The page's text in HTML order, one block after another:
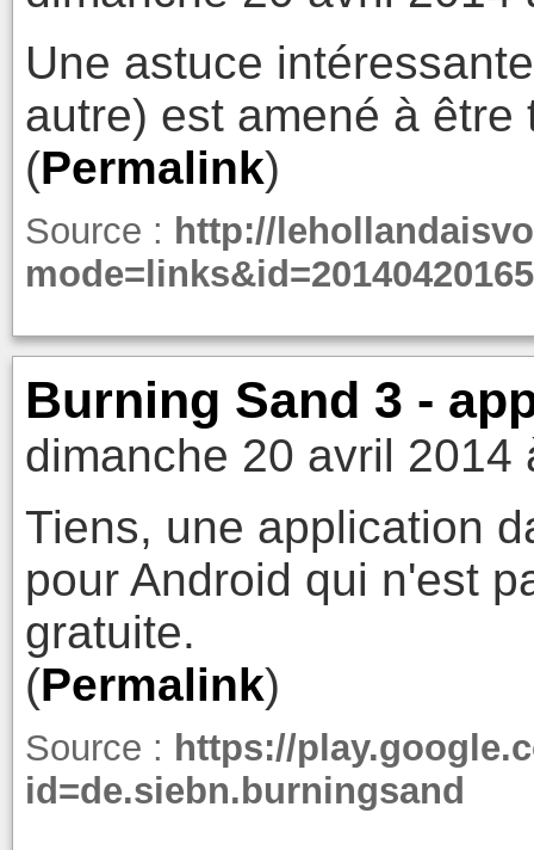
Une astuce
autre) est amené à être
(Permalink)
Source : http://
Burning Sand 3 -
dimanche 20 avril 2014
Tiens, une application
pour Android qui n'est
gratuite.
(Permalink)
Source : https://
id=de.siebn.burningsand